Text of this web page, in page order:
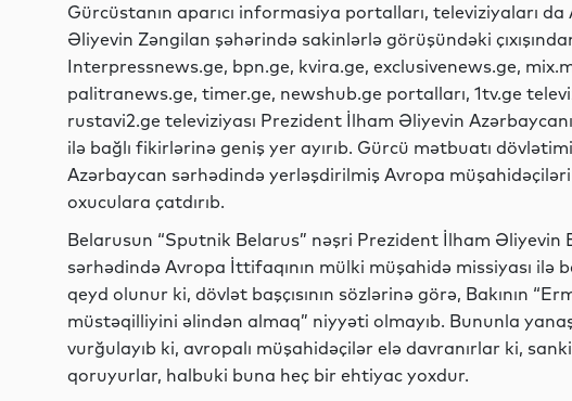
Gürcüstanın aparıcı informasiya portalları, televiziyaları
Əliyevin Zəngilan şəhərində sakinlərlə görüşündəki
Interpressnews.ge, bpn.ge, kvira.ge, exclusivenews.ge,
palitranews.ge, timer.ge, newshub.ge portalları, 1tv.ge
rustavi2.ge televiziyası Prezident İlham Əliyevin
ilə bağlı fikirlərinə geniş yer ayırıb. Gürcü mətbuatı
Azərbaycan sərhədində yerləşdirilmiş Avropa
oxuculara çatdırıb.
Belarusun “Sputnik Belarus” nəşri Prezident İlham Əliyevin
sərhədində Avropa İttifaqının mülki müşahidə missiyası ilə
qeyd olunur ki, dövlət başçısının sözlərinə görə, Bakının
müstəqilliyini əlindən almaq” niyyəti olmayıb. Bununla
vurğulayıb ki, avropalı müşahidəçilər elə davranırlar ki,
qoruyurlar, halbuki buna heç bir ehtiyac yoxdur.